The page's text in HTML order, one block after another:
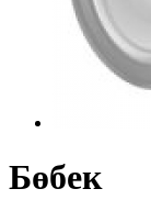
Бөбек